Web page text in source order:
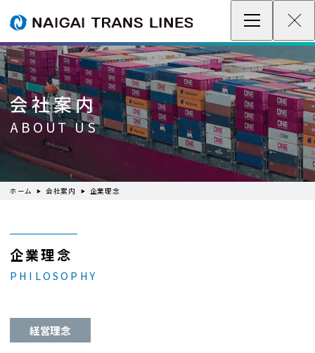
IR情報
サステナビリティ
よくあるご質問
企業情報 / グローバルネットワーク
事業案内
各種情報
最新情報
お問い合わせ / お見積り
会社案内
ABOUT US
ホーム 会社案内 企業理念
企業理念
PHILOSOPHY
経営理念